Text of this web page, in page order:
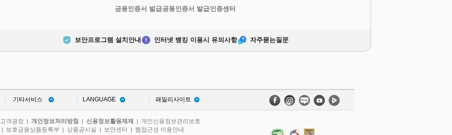
금융인증서 발급공동인증서 발급인증센터
보안프로그램 설치안내 인터넷 뱅킹 이용시 유의사항 자주묻는질문
기타서비스 LANGUAGE 패밀리사이트
고객광장 | 개인정보처리방침 | 신용정보활용체제 | 개인신용정보관리보호
| 보호금융상품등록부 | 상품공시실 | 보안센터 | 웹접근성 이용안내